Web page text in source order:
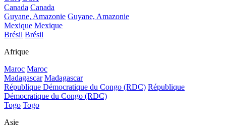
Canada Canada
Guyane, Amazonie Guyane, Amazonie
Mexique Mexique
Brésil Brésil
Afrique
Maroc Maroc
Madagascar Madagascar
République Démocratique du Congo (RDC) République
Démocratique du Congo (RDC)
Togo Togo
Asie